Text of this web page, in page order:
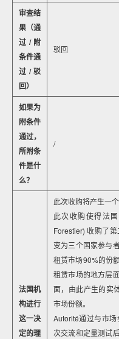
审查结
果（通
过/附
条件通
过/驳
回）
驳回
如果为
附条件
通过，
所附条
件是什
么？
/
法国机
构进行
这一决
定的理
此次收购将产生一
此次收购使得法
Forestier) 收购了
变为三个国家参与
租赁市场90%的份
租赁市场的地方层
面，由此产生的实
市场份额。
Autorité通过与市
次交流和定量测试